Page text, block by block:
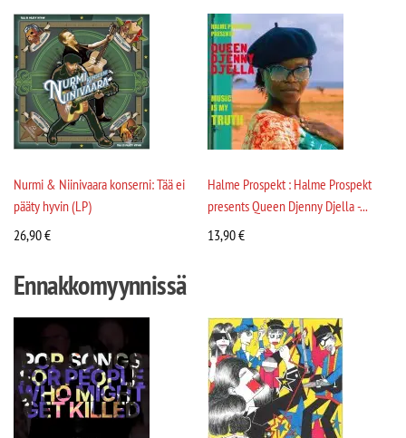
Nurmi & Niinivaara konserni: Tää ei
pääty hyvin (LP)
26,90€
Halme Prospekt : Halme Prospekt
presents Queen Djenny Djella -...
13,90€
Ennakkomyynnissä